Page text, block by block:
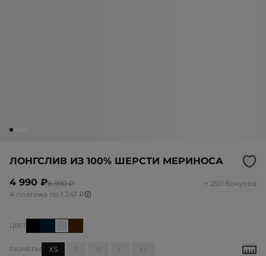
ЛОНГСЛИВ ИЗ 100% ШЕРСТИ МЕРИНОСА
4 990 ₽8 990 ₽
+ 250 бонусов
4 платежа по 1 247 ₽
ЦВЕТ
РАЗМЕРЫ XS M XL